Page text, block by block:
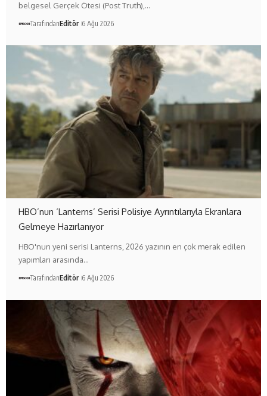
belgesel Gerçek Ötesi (Post Truth),…
TarafındanEditör 6 Ağu 2026
HBO’nun ‘Lanterns’ Serisi Polisiye Ayrıntılarıyla Ekranlara
Gelmeye Hazırlanıyor
HBO'nun yeni serisi Lanterns, 2026 yazının en çok merak edilen
yapımları arasında…
TarafındanEditör 6 Ağu 2026